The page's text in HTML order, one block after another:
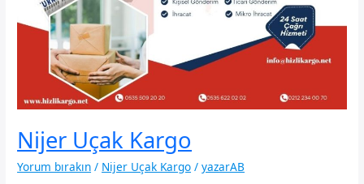
Nijer Uçak Kargo
Yorum bırakın / Nijer Uçak Kargo /yazarAB